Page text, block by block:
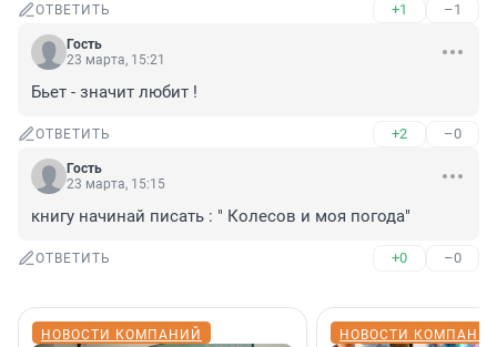
ОТВЕТИТЬ +1 –1
Гость
23 марта, 15:21
Бьет - значит любит !
ОТВЕТИТЬ +2 –0
Гость
23 марта, 15:15
книгу начинай писать : " Колесов и моя погода"
ОТВЕТИТЬ +0 –0
НОВОСТИ КОМПАНИЙ НОВОСТИ